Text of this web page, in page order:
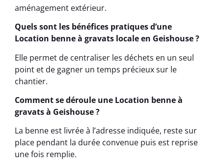
aménagement extérieur.
Quels sont les bénéfices pratiques d’une
Location benne à gravats locale en Geishouse ?
Elle permet de centraliser les déchets en un seul
point et de gagner un temps précieux sur le
chantier.
Comment se déroule une Location benne à
gravats à Geishouse ?
La benne est livrée à l’adresse indiquée, reste sur
place pendant la durée convenue puis est reprise
une fois remplie.